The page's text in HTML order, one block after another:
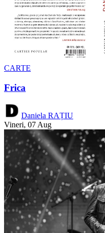
CARTE
Frica
Daniela RAȚIU
Vineri, 07 Aug